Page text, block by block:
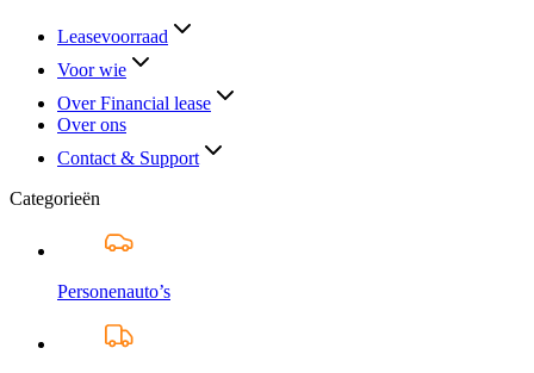
Leasevoorraad
Voor wie
Over Financial lease
Over ons
Contact & Support
Categorieën
Personenauto’s